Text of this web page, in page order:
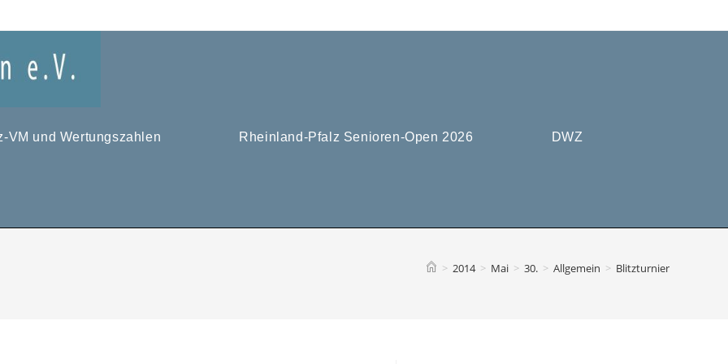
VM und Wertungszahlen Rheinland-Pfalz Senioren-Open 2026 DWZ
> 2014 > Mai > 30. > Allgemein > Blitzturnier